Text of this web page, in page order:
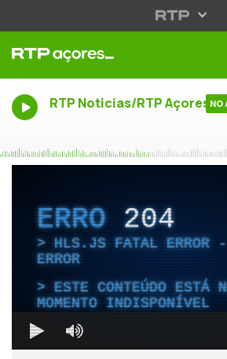
RTP Noticias/RTP Açores NO
ERRO204
HLS.JS FATAL ERROR -
ERROR
ESTE CONTEÚDO ESTÁ
MOMENTO INDISPONÍVEL